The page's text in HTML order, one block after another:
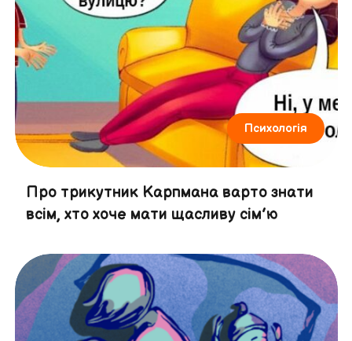
Психологія
Про трикутник Карпмана варто знати
всім, хто хоче мати щасливу сім’ю